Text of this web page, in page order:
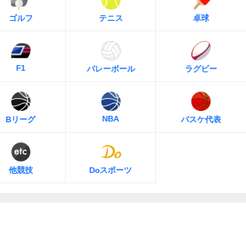
ゴルフ テニス 卓球
F1 バレーボール ラグビー
Bリーグ NBA バスケ代表
他競技 Doスポーツ